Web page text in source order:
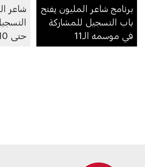
برنامج شاعر المليون يفتح
باب التسجيل للمشاركة
في موسمه الـ11
شاعر
حتى 10 سبتمبر"